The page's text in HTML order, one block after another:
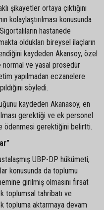
şikayetler ortaya çıktığını
kolaylaştırılması konusunda
hastanede
oldukları bireysel ilaçların
kaydeden Akansoy, özel
ve yasal prosedür
yapılmadan eczanelere
söyledi.
kaydeden Akanasoy, en
gerektiği ve ek personel
ödenmesi gerektiğini belirtti.
UBP-DP hükümeti,
konusunda da toplumu
girilmiş olmasını fırsat
toplumsal tahribatı ve
topluma aktarmaya devam